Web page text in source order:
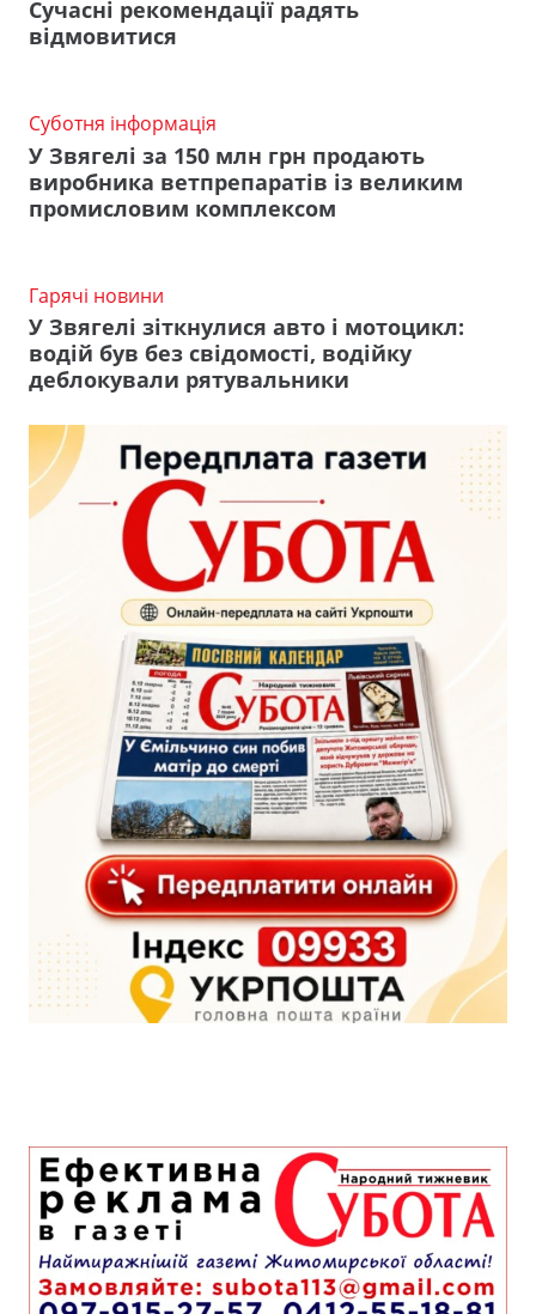
Сучасні рекомендації радять
відмовитися
Суботня інформація
У Звягелі за 150 млн грн продають
виробника ветпрепаратів із великим
промисловим комплексом
Гарячі новини
У Звягелі зіткнулися авто і мотоцикл:
водій був без свідомості, водійку
деблокували рятувальники